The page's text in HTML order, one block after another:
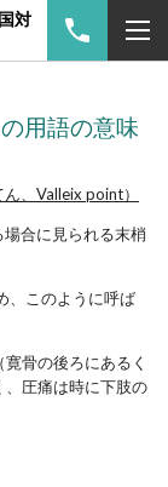
対
用語の意味
、Valleix point）
合に見られる末梢
、このように呼ば
骨の後ろにあるく
圧痛は時に下肢の